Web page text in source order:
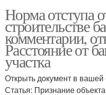
Норма отступа
строительстве
комментарии,
Расстояние от
участка
Открыть документ в
Статья: Признание